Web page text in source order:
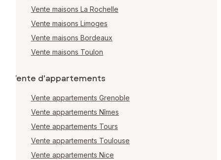
Vente maisons La Rochelle
Vente maisons Limoges
Vente maisons Bordeaux
Vente maisons Toulon
Vente d'appartements
Vente appartements Grenoble
Vente appartements Nîmes
Vente appartements Tours
Vente appartements Toulouse
Vente appartements Nice